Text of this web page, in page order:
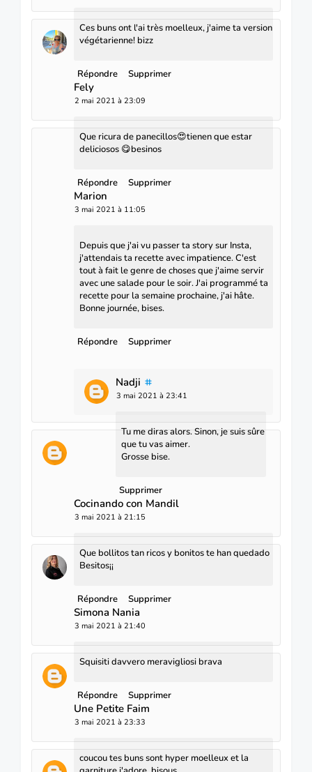
Ces buns ont l'ai très moelleux, j'aime ta version
végétarienne! bizz
Répondre Supprimer
Fely
2 mai 2021 à 23:09
Que ricura de panecillos😍tienen que estar
deliciosos 😋besinos
Répondre Supprimer
Marion
3 mai 2021 à 11:05
Depuis que j'ai vu passer ta story sur Insta,
j'attendais ta recette avec impatience. C'est
tout à fait le genre de choses que j'aime servir
avec une salade pour le soir. J'ai programmé ta
recette pour la semaine prochaine, j'ai hâte.
Bonne journée, bises.
Répondre Supprimer
Nadji
3 mai 2021 à 23:41
Tu me diras alors. Sinon, je suis sûre
que tu vas aimer.
Grosse bise.
Supprimer
Cocinando con Mandil
3 mai 2021 à 21:15
Que bollitos tan ricos y bonitos te han quedado
Besitos¡¡
Répondre Supprimer
Simona Nania
3 mai 2021 à 21:40
Squisiti davvero meravigliosi brava
Répondre Supprimer
Une Petite Faim
3 mai 2021 à 23:33
coucou tes buns sont hyper moelleux et la